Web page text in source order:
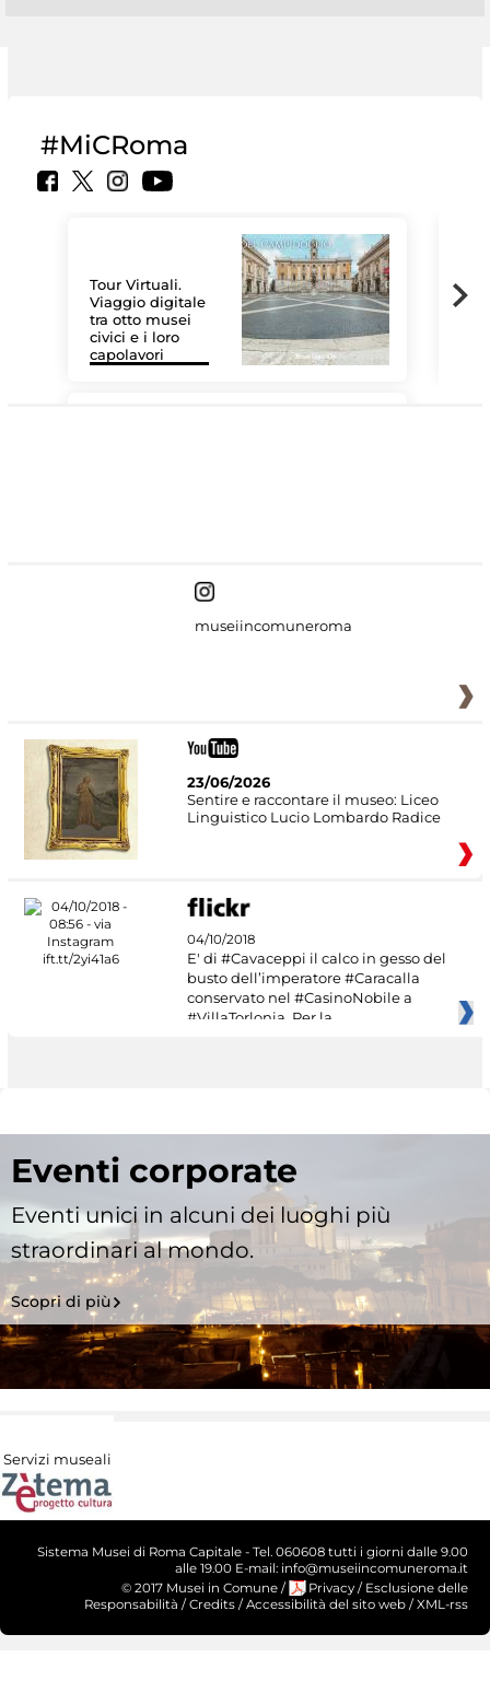
#MiCRoma
Tour Virtuali.
Viaggio digitale
tra otto musei
civici e i loro
capolavori
museiincomuneroma
23/06/2026
Sentire e raccontare il museo: Liceo
Linguistico Lucio Lombardo Radice
04/10/2018
E' di #Cavaceppi il calco in gesso del
busto dell’imperatore #Caracalla
conservato nel #CasinoNobile a
#VillaTorlonia. Per la
Eventi corporate
Eventi unici in alcuni dei luoghi più
straordinari al mondo.
Scopri di più
Servizi museali
Sistema Musei di Roma Capitale - Tel. 060608 tutti i giorni dalle 9.00
alle 19.00 E-mail: info@museiincomuneroma.it
© 2017 Musei in Comune / Privacy / Esclusione delle
Responsabilità / Credits / Accessibilità del sito web / XML-rss